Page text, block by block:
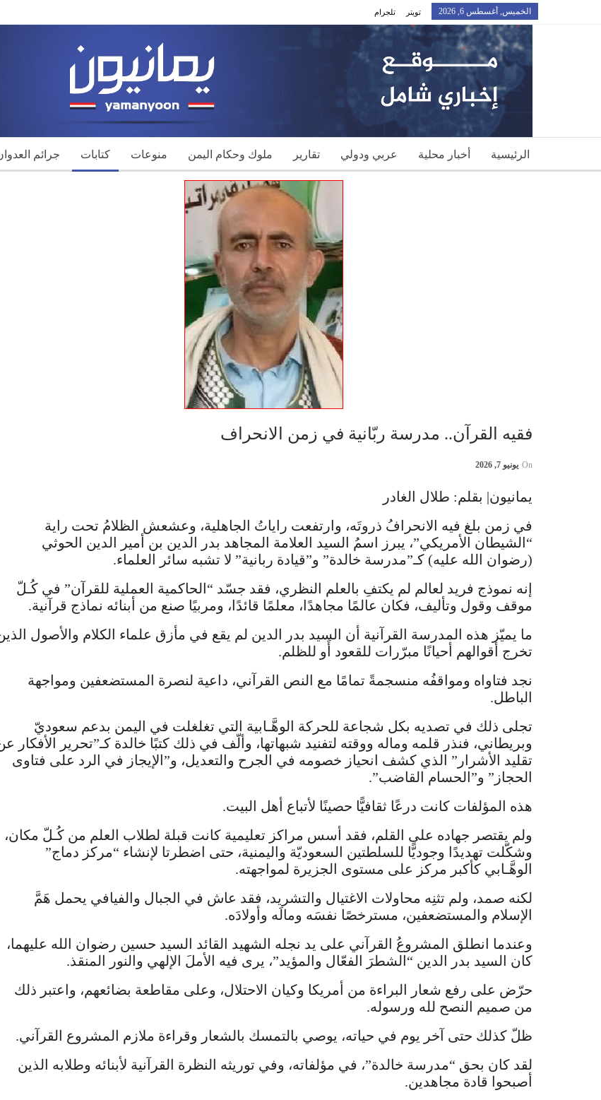
الخميس, أغسطس 6, 2026 تويتر تلجرام
الرئيسية أخبار محلية عربي ودولي تقارير ملوك وحكام اليمن منوعات كتابات جرائم
فقيه القرآن.. مدرسة ربّانية في زمن الانحراف
On يونيو 7, 2026
يمانيون| بقلم: طلال الغادر
في زمن بلغ فيه الانحرافُ ذروتَه، وارتفعت راياتُ الجاهلية، وعشعش الظلامُ تحت راية
“الشيطان الأمريكي”، يبرز اسمُ السيد العلامة المجاهد بدر الدين بن أمير الدين الحوثي
(رضوان الله عليه) كـ”مدرسة خالدة” و”قيادة ربانية” لا تشبه سائر العلماء.
إنه نموذج فريد لعالم لم يكتفِ بالعلم النظري، فقد جسّد “الحاكمية العملية للقرآن” في كُـلّ
موقف وقول وتأليف، فكان عالمًا مجاهدًا، معلمًا قائدًا، ومربيًا صنع من أبنائه نماذج قرآنية.
ما يميّز هذه المدرسة القرآنية أن السيد بدر الدين لم يقع في مأزق علماء الكلام والأصول
تخرج أقوالهم أحيانًا مبرّرات للقعود أَو للظلم.
نجد فتاواه ومواقفُه منسجمةً تمامًا مع النص القرآني، داعية لنصرة المستضعفين ومواجهة
الباطل.
تجلى ذلك في تصديه بكل شجاعة للحركة الوهَّـابية التي تغلغلت في اليمن بدعم سعوديّ
وبريطاني، فنذر قلمه وماله ووقته لتفنيد شبهاتها، وألّف في ذلك كتبًا خالدة كـ”تحرير الأفكار
تقليد الأشرار” الذي كشف انحياز خصومه في الجرح والتعديل، و”الإيجاز في الرد على فتاوى
الحجاز” و”الحسام القاضب”.
هذه المؤلفات كانت درعًا ثقافيًّا حصينًا لأتباع أهل البيت.
ولم يقتصر جهاده على القلم، فقد أسس مراكز تعليمية كانت قبلة لطلاب العلم من كُـلّ مكان،
وشكّلت تهديدًا وجوديًّا للسلطتين السعوديّة واليمنية، حتى اضطرتا لإنشاء “مركز دماج”
الوهَّـابي كأكبر مركز على مستوى الجزيرة لمواجهته.
لكنه صمد، ولم تثنِه محاولات الاغتيال والتشريد، فقد عاش في الجبال والفيافي يحمل هَمَّ
الإسلام والمستضعفين، مسترخصًا نفسَه ومالَه وأولادَه.
وعندما انطلق المشروعُ القرآني على يد نجله الشهيد القائد السيد حسين رضوان الله عليهما،
كان السيد بدر الدين “الشطرَ الفعّال والمؤيد”، يرى فيه الأملَ الإلهي والنور المنقذ.
حرّض على رفع شعار البراءة من أمريكا وكيان الاحتلال، وعلى مقاطعة بضائعهم، واعتبر ذلك
من صميم النصح لله ورسوله.
ظلّ كذلك حتى آخر يوم في حياته، يوصي بالتمسك بالشعار وقراءة ملازم المشروع القرآني.
لقد كان بحق “مدرسة خالدة”، في مؤلفاته، وفي توريثه النظرة القرآنية لأبنائه وطلابه الذين
أصبحوا قادة مجاهدين.